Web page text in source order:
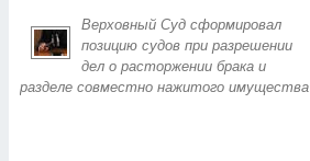
Верховный Суд сформировал
позицию судов при разрешении
дел о расторжении брака и
разделе совместно нажитого имущества